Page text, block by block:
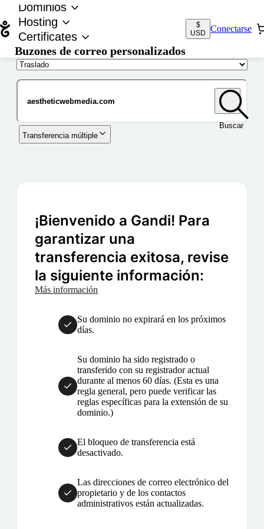
Dominios
Hosting
Certificates
Buzones de correo personalizados
$
USD
Conectarse
Buscar
Transferencia múltiple
¡Bienvenido a Gandi! Para
garantizar una
transferencia exitosa, revise
la siguiente información:
Más información
Su dominio no expirará en los próximos
días.
Su dominio ha sido registrado o
transferido con su registrador actual
durante al menos 60 días. (Esta es una
regla general, pero puede verificar las
reglas específicas para la extensión de su
dominio.)
El bloqueo de transferencia está
desactivado.
Las direcciones de correo electrónico del
propietario y de los contactos
administrativos están actualizadas.